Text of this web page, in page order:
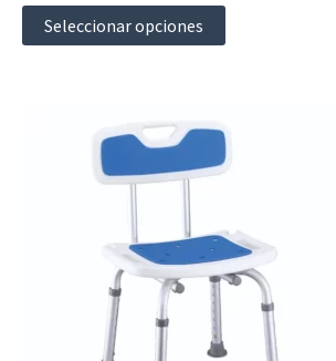
Seleccionar opciones
Este
producto
múltiples
variantes.
opciones
se
pueden
elegir